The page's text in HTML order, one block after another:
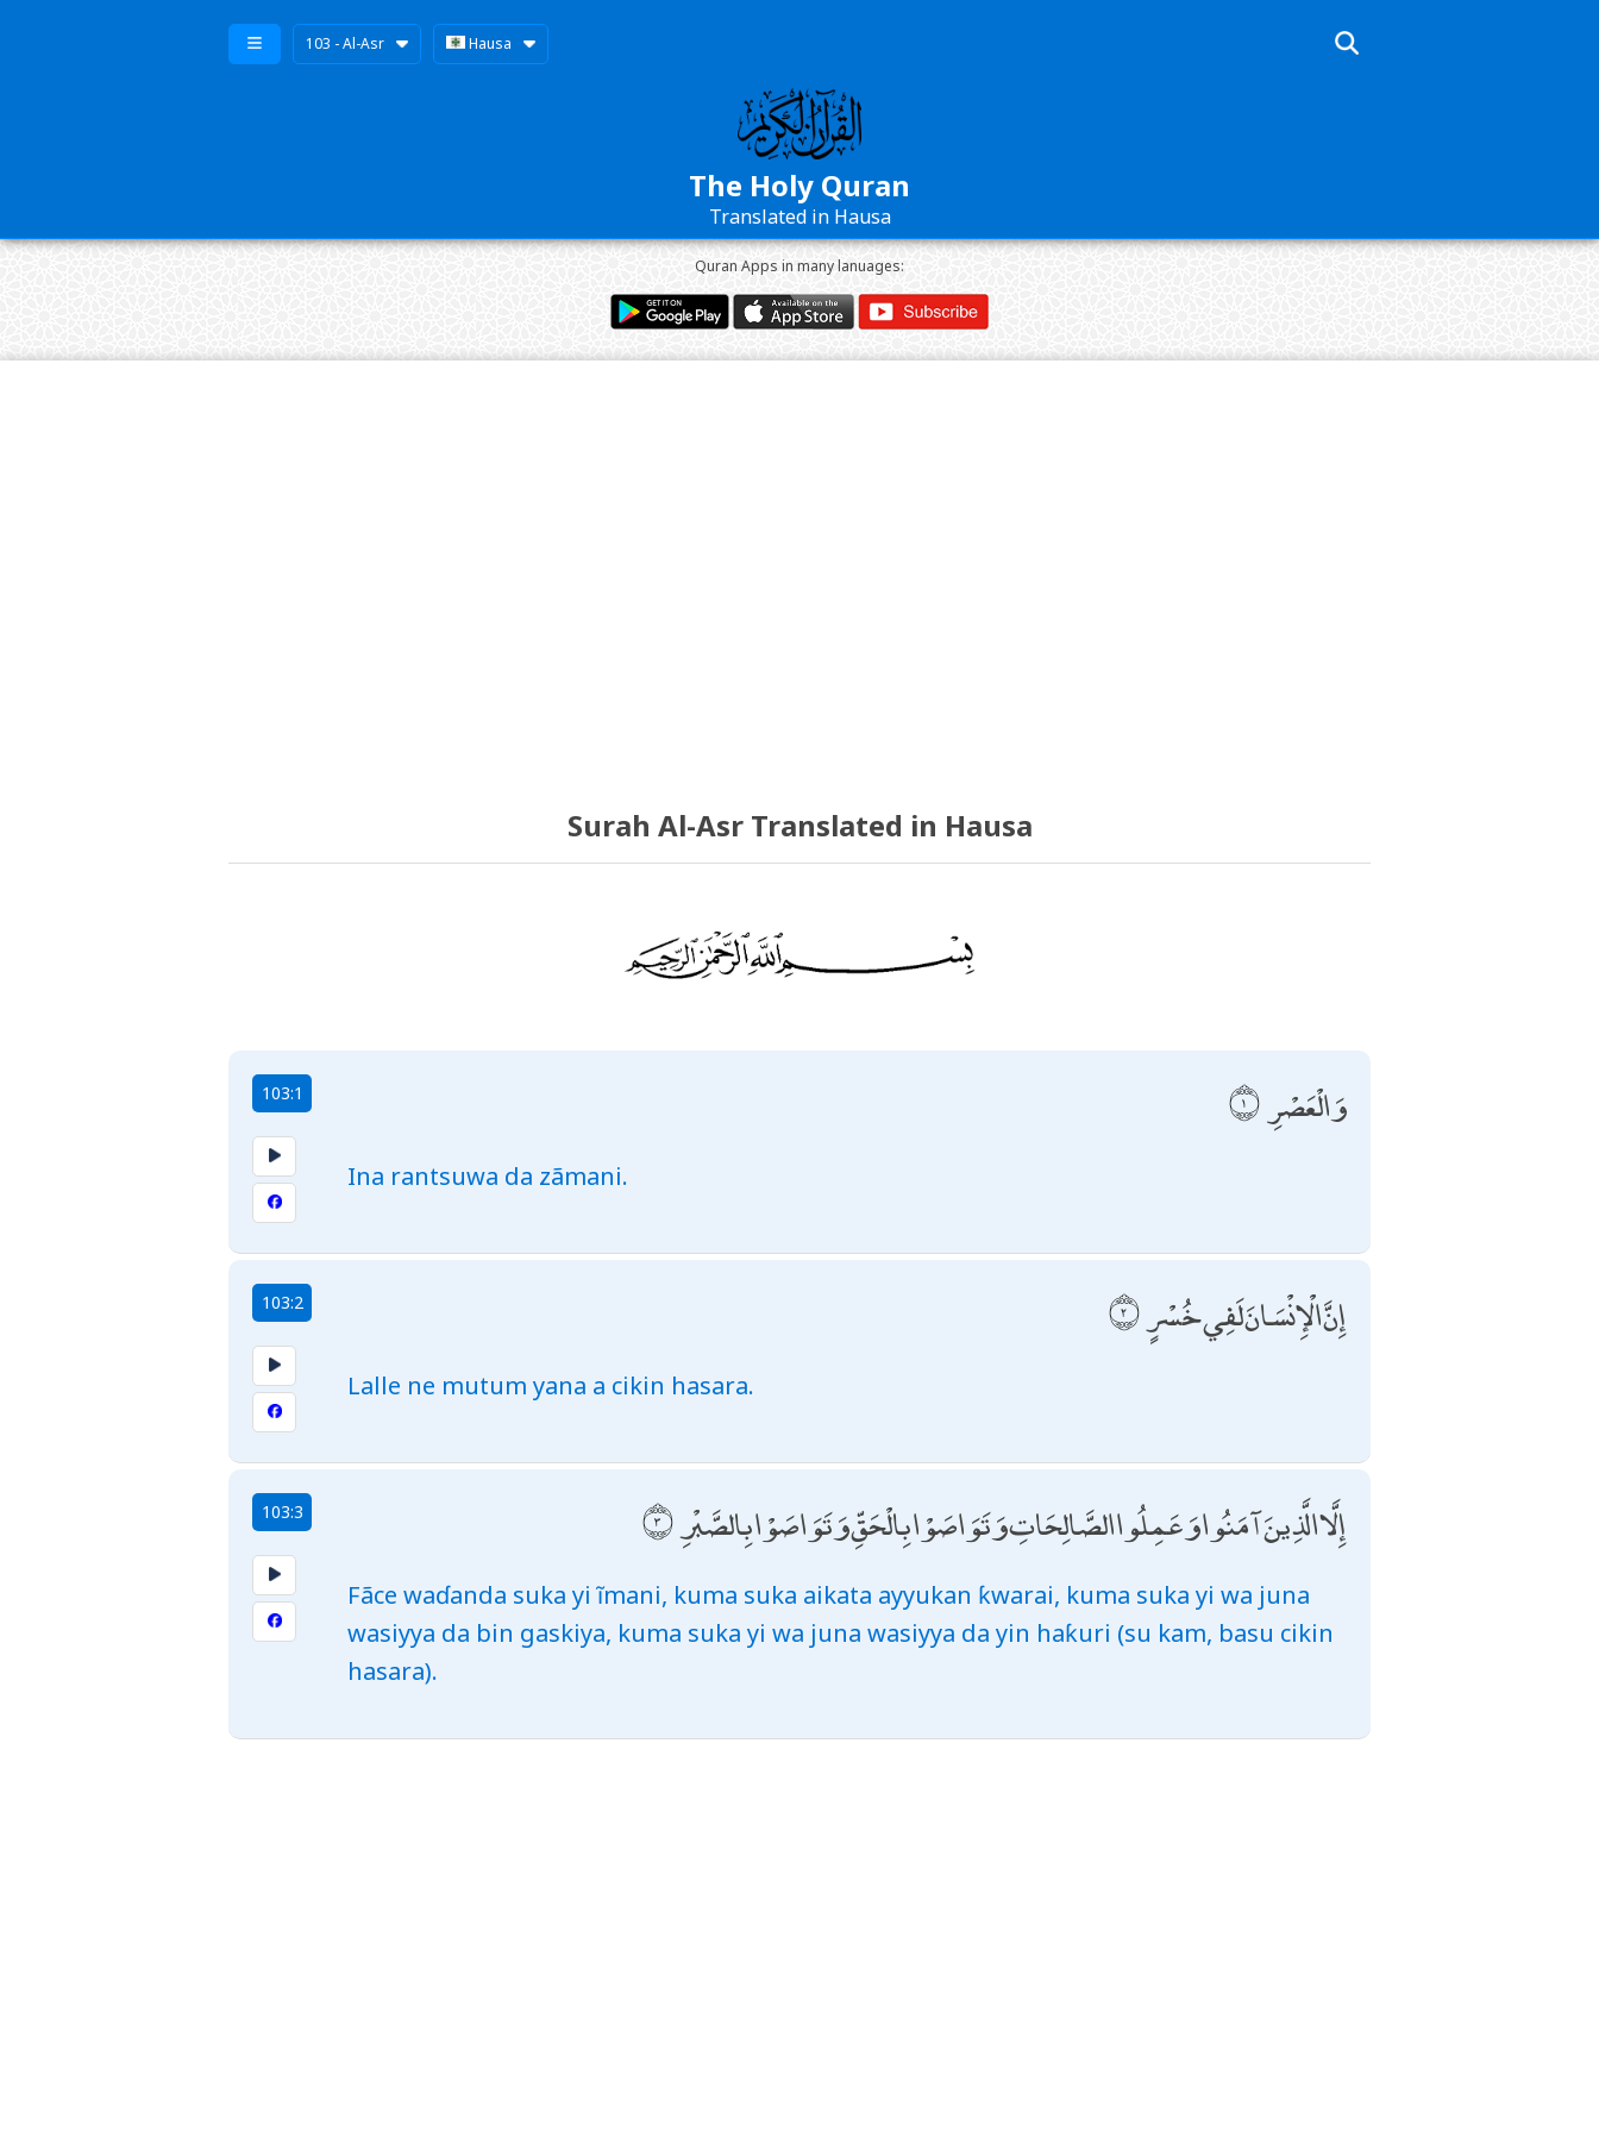
103 - Al-Asr Hausa
The Holy Quran
Translated in Hausa
Quran Apps in many lanuages:
Surah Al-Asr Translated in Hausa
103:1 وَالْعَصْرِ
Ina rantsuwa da zãmani.
103:2 إِنَّ الْإِنْسَانَ لَفِي خُسْرٍ
Lalle ne mutum yana a cikin hasara.
103:3 إِلَّا الَّذِينَ آمَنُوا وَعَمِلُوا الصَّالِحَاتِ وَتَوَاصَوْا بِالْحَقِّ وَتَوَاصَوْا بِالصَّبْرِ
Fãce waɗanda suka yi ĩmani, kuma suka aikata ayyukan ƙwarai, kuma suka yi wa juna
wasiyya da bin gaskiya, kuma suka yi wa juna wasiyya da yin haƙuri (su kam, basu cikin
hasara).